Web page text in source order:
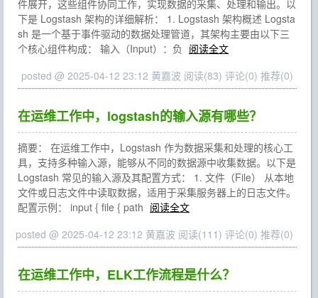
件展开，这些组件协同工作，实现数据的采集、处理和输出。以
下是 Logstash 架构的详细解析： 1. Logstash 架构概述 Logsta
sh 是一个基于事件驱动的数据处理管道，其架构主要由以下三
个核心组件构成： 输入（Input）：负 阅读全文
posted @ 2025-04-12 23:12 黄嘉波 阅读(83) 评论(0) 推荐(0)
在运维工作中，logstash的输入源有哪些？
摘要： 在运维工作中，Logstash 作为数据采集和处理的核心工
具，支持多种输入源，能够从不同的数据源中收集数据。以下是
Logstash 常见的输入源及其配置方式： 1. 文件（File） 从本地
文件或日志文件中读取数据，适用于采集服务器上的日志文件。
配置示例： input { file { path 阅读全文
posted @ 2025-04-12 23:12 黄嘉波 阅读(111) 评论(0) 推荐(0)
在运维工作中，ELK工作流程是什么？